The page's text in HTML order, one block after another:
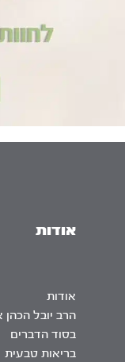
אודות
אודות
הרב יובל הכהן
בסוד הדברים
בריאות טבעית